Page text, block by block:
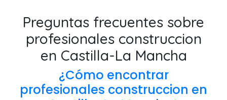
Preguntas frecuentes sobre
profesionales construccion
en Castilla-La Mancha
¿Cómo encontrar
profesionales construccion en